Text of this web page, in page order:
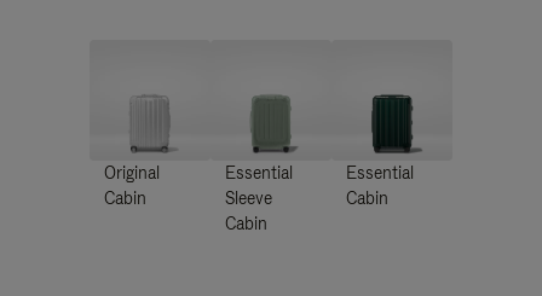
Original
Cabin
Essential
Sleeve
Cabin
Essential
Cabin